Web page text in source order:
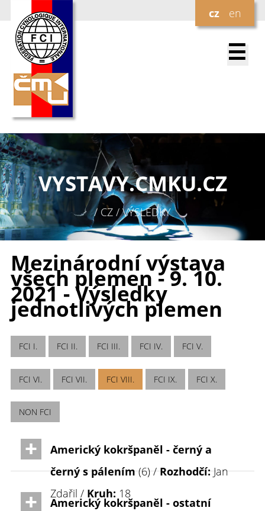
cz en
☰
VYSTAVY.CMKU.CZ
/ CZ / VÝSLEDKY
Mezinárodní výstava
všech plemen - 9. 10.
2021 - Výsledky
jednotlivých plemen
FCI I. FCI II. FCI III. FCI IV. FCI V.
FCI VI. FCI VII. FCI VIII. FCI IX. FCI X.
NON FCI
Americký kokršpaněl - černý a
černý s pálením(6) /Rozhodčí:Jan
Zdařil / Kruh: 18
Americký kokršpaněl - ostatní